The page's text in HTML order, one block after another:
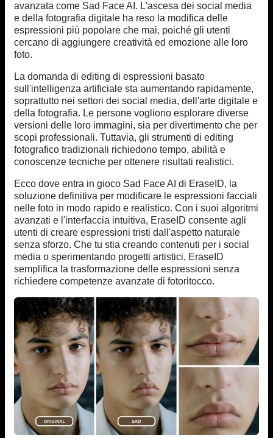
avanzata come Sad Face AI. L'ascesa dei social media
e della fotografia digitale ha reso la modifica delle
espressioni più popolare che mai, poiché gli utenti
cercano di aggiungere creatività ed emozione alle loro
foto.
La domanda di editing di espressioni basato
sull'intelligenza artificiale sta aumentando rapidamente,
soprattutto nei settori dei social media, dell'arte digitale e
della fotografia. Le persone vogliono esplorare diverse
versioni delle loro immagini, sia per divertimento che per
scopi professionali. Tuttavia, gli strumenti di editing
fotografico tradizionali richiedono tempo, abilità e
conoscenze tecniche per ottenere risultati realistici.
Ecco dove entra in gioco Sad Face AI di EraseID, la
soluzione definitiva per modificare le espressioni facciali
nelle foto in modo rapido e realistico. Con i suoi algoritmi
avanzati e l'interfaccia intuitiva, EraseID consente agli
utenti di creare espressioni tristi dall'aspetto naturale
senza sforzo. Che tu stia creando contenuti per i social
media o sperimentando progetti artistici, EraseID
semplifica la trasformazione delle espressioni senza
richiedere competenze avanzate di fotoritocco.